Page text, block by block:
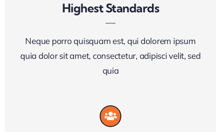
Highest Standards
Neque porro quisquam est, qui dolorem ipsum
quia dolor sit amet, consectetur, adipisci velit, sed
quia